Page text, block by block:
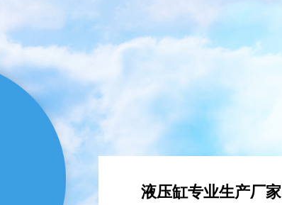
液压缸专业生产厂家